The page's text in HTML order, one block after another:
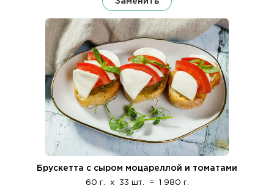
Брускетта с сыром моцареллой и томатами
60 г. x 33 шт. = 1 980 г.